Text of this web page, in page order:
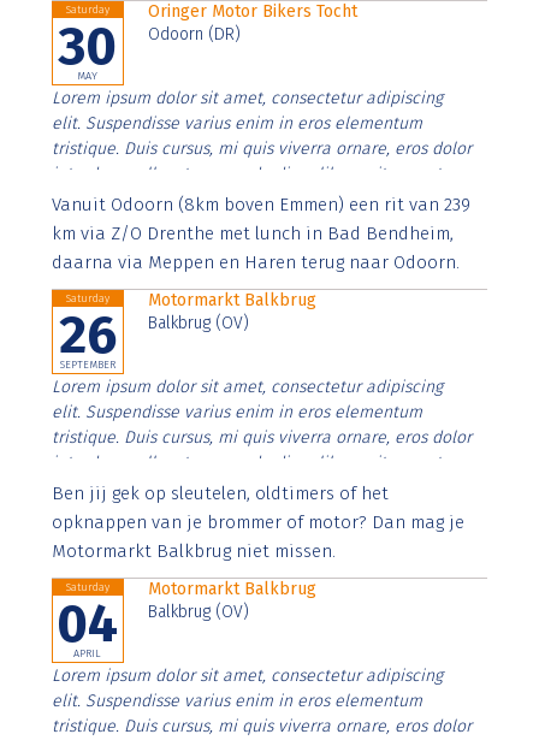
Saturday
30
MAY
Oringer Motor Bikers Tocht
Odoorn (DR)
Lorem ipsum dolor sit amet, consectetur adipiscing
elit. Suspendisse varius enim in eros elementum
tristique. Duis cursus, mi quis viverra ornare, eros dolor
interdum nulla, ut commodo diam libero vitae erat.
Aenean faucibus nibh et justo cursus id rutrum lorem
imperdiet. Nunc ut sem vitae risus tristique posuere.
Vanuit Odoorn (8km boven Emmen) een rit van 239
km via Z/O Drenthe met lunch in Bad Bendheim,
daarna via Meppen en Haren terug naar Odoorn.
Saturday
26
SEPTEMBER
Motormarkt Balkbrug
Balkbrug (OV)
Lorem ipsum dolor sit amet, consectetur adipiscing
elit. Suspendisse varius enim in eros elementum
tristique. Duis cursus, mi quis viverra ornare, eros dolor
interdum nulla, ut commodo diam libero vitae erat.
Aenean faucibus nibh et justo cursus id rutrum lorem
imperdiet. Nunc ut sem vitae risus tristique posuere.
Ben jij gek op sleutelen, oldtimers of het
opknappen van je brommer of motor? Dan mag je
Motormarkt Balkbrug niet missen.
Saturday
04
APRIL
Motormarkt Balkbrug
Balkbrug (OV)
Lorem ipsum dolor sit amet, consectetur adipiscing
elit. Suspendisse varius enim in eros elementum
tristique. Duis cursus, mi quis viverra ornare, eros dolor